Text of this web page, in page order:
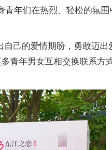
年们在热烈、轻松的氛围
己的爱情期盼，勇敢迈出
青年男女互相交换联系方